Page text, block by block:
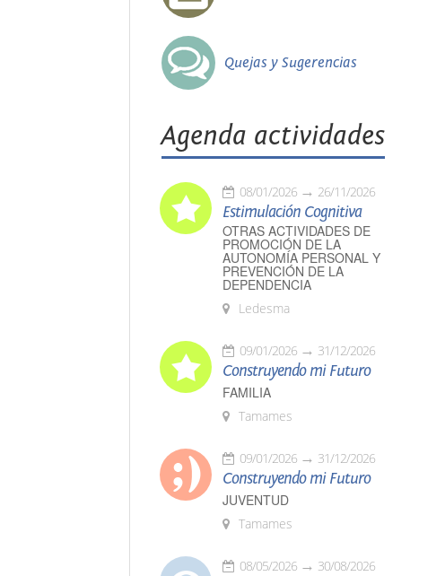
Quejas y Sugerencias
Agenda actividades
08/01/2026 26/11/2026
Estimulación Cognitiva
OTRAS ACTIVIDADES DE
PROMOCIÓN DE LA
AUTONOMÍA PERSONAL Y
PREVENCIÓN DE LA
DEPENDENCIA
Ledesma
09/01/2026 31/12/2026
Construyendo mi Futuro
FAMILIA
Tamames
09/01/2026 31/12/2026
Construyendo mi Futuro
JUVENTUD
Tamames
08/05/2026 30/08/2026